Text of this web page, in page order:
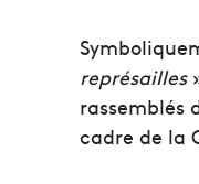
représailles
rassemblés
cadre de la